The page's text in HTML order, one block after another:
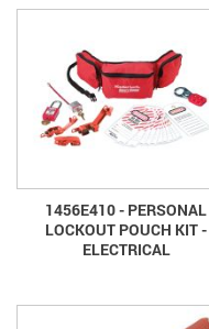
1456E410 - PERSONAL
LOCKOUT POUCH KIT -
ELECTRICAL